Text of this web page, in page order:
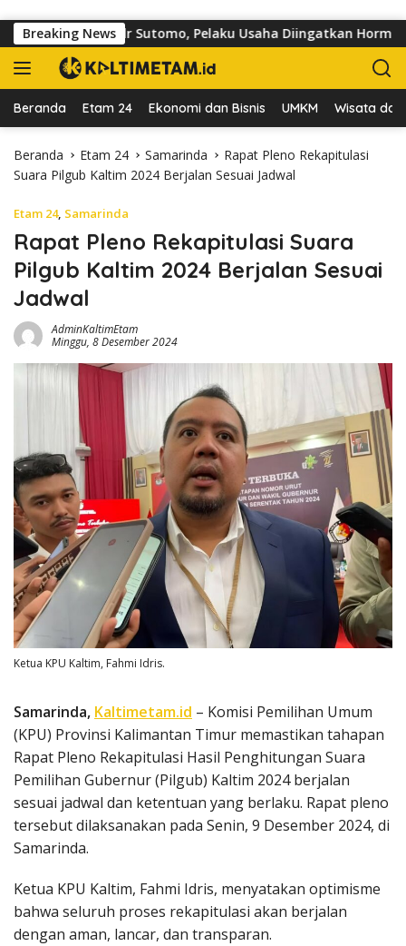
Breaking News
di Jalan dr Sutomo, Pelaku Usaha Diingatkan Hormati Hak
Beranda Etam 24 Ekonomi dan Bisnis UMKM Wisata dan
Beranda Etam 24 Samarinda
Rapat Pleno Rekapitulasi
Suara Pilgub Kaltim 2024 Berjalan Sesuai Jadwal
Etam 24, Samarinda
Rapat Pleno Rekapitulasi Suara
Pilgub Kaltim 2024 Berjalan Sesuai
Jadwal
AdminKaltimEtam
Minggu, 8 Desember 2024
Ketua KPU Kaltim, Fahmi Idris.
Samarinda, Kaltimetam.id – Komisi Pemilihan Umum
(KPU) Provinsi Kalimantan Timur memastikan tahapan
Rapat Pleno Rekapitulasi Hasil Penghitungan Suara
Pemilihan Gubernur (Pilgub) Kaltim 2024 berjalan
sesuai jadwal dan ketentuan yang berlaku. Rapat pleno
tersebut dilaksanakan pada Senin, 9 Desember 2024, di
Samarinda.
Ketua KPU Kaltim, Fahmi Idris, menyatakan optimisme
bahwa seluruh proses rekapitulasi akan berjalan
dengan aman, lancar, dan transparan.